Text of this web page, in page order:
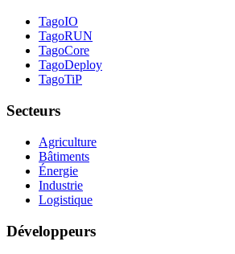
TagoIO
TagoRUN
TagoCore
TagoDeploy
TagoTiP
Secteurs
Agriculture
Bâtiments
Énergie
Industrie
Logistique
Développeurs